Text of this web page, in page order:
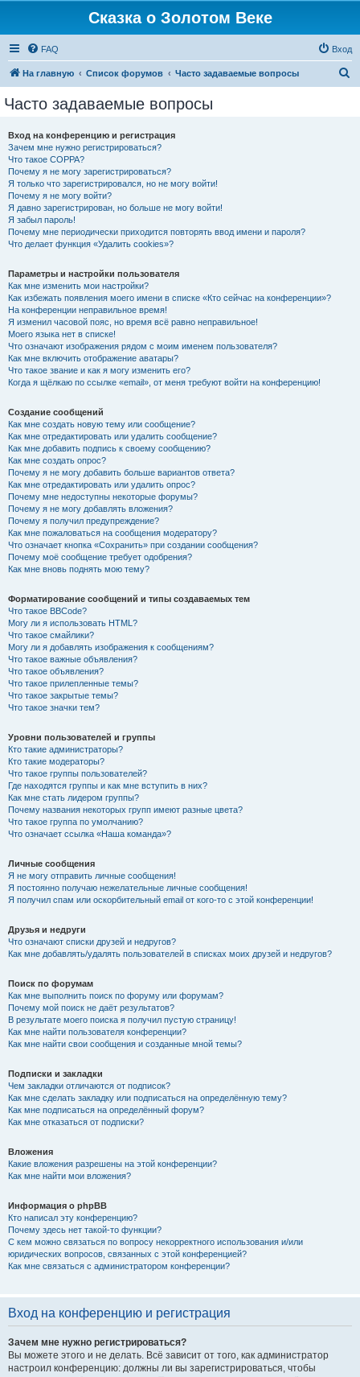
Сказка о Золотом Веке
FAQ Вход
На главную Список форумов Часто задаваемые вопросы
Часто задаваемые вопросы
Вход на конференцию и регистрация
Зачем мне нужно регистрироваться?
Что такое COPPA?
Почему я не могу зарегистрироваться?
Я только что зарегистрировался, но не могу войти!
Почему я не могу войти?
Я давно зарегистрирован, но больше не могу войти!
Я забыл пароль!
Почему мне периодически приходится повторять ввод имени и пароля?
Что делает функция «Удалить cookies»?
Параметры и настройки пользователя
Как мне изменить мои настройки?
Как избежать появления моего имени в списке «Кто сейчас на конференции»?
На конференции неправильное время!
Я изменил часовой пояс, но время всё равно неправильное!
Моего языка нет в списке!
Что означают изображения рядом с моим именем пользователя?
Как мне включить отображение аватары?
Что такое звание и как я могу изменить его?
Когда я щёлкаю по ссылке «email», от меня требуют войти на конференцию!
Создание сообщений
Как мне создать новую тему или сообщение?
Как мне отредактировать или удалить сообщение?
Как мне добавить подпись к своему сообщению?
Как мне создать опрос?
Почему я не могу добавить больше вариантов ответа?
Как мне отредактировать или удалить опрос?
Почему мне недоступны некоторые форумы?
Почему я не могу добавлять вложения?
Почему я получил предупреждение?
Как мне пожаловаться на сообщения модератору?
Что означает кнопка «Сохранить» при создании сообщения?
Почему моё сообщение требует одобрения?
Как мне вновь поднять мою тему?
Форматирование сообщений и типы создаваемых тем
Что такое BBCode?
Могу ли я использовать HTML?
Что такое смайлики?
Могу ли я добавлять изображения к сообщениям?
Что такое важные объявления?
Что такое объявления?
Что такое прилепленные темы?
Что такое закрытые темы?
Что такое значки тем?
Уровни пользователей и группы
Кто такие администраторы?
Кто такие модераторы?
Что такое группы пользователей?
Где находятся группы и как мне вступить в них?
Как мне стать лидером группы?
Почему названия некоторых групп имеют разные цвета?
Что такое группа по умолчанию?
Что означает ссылка «Наша команда»?
Личные сообщения
Я не могу отправить личные сообщения!
Я постоянно получаю нежелательные личные сообщения!
Я получил спам или оскорбительный email от кого-то с этой конференции!
Друзья и недруги
Что означают списки друзей и недругов?
Как мне добавлять/удалять пользователей в списках моих друзей и недругов?
Поиск по форумам
Как мне выполнить поиск по форуму или форумам?
Почему мой поиск не даёт результатов?
В результате моего поиска я получил пустую страницу!
Как мне найти пользователя конференции?
Как мне найти свои сообщения и созданные мной темы?
Подписки и закладки
Чем закладки отличаются от подписок?
Как мне сделать закладку или подписаться на определённую тему?
Как мне подписаться на определённый форум?
Как мне отказаться от подписки?
Вложения
Какие вложения разрешены на этой конференции?
Как мне найти мои вложения?
Информация о phpBB
Кто написал эту конференцию?
Почему здесь нет такой-то функции?
С кем можно связаться по вопросу некорректного использования и/или
юридических вопросов, связанных с этой конференцией?
Как мне связаться с администратором конференции?
Вход на конференцию и регистрация
Зачем мне нужно регистрироваться?
Вы можете этого и не делать. Всё зависит от того, как администратор
настроил конференцию: должны ли вы зарегистрироваться, чтобы